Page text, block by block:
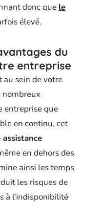
donc que le
élevé.
du
entreprise
au sein de votre
nombreux
entreprise que
en continu, cet
assistance
en dehors des
ainsi les temps
les risques de
à l’indisponibilité